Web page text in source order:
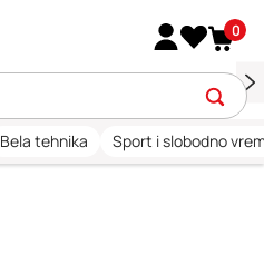
0
Bela tehnika Sport i slobodno